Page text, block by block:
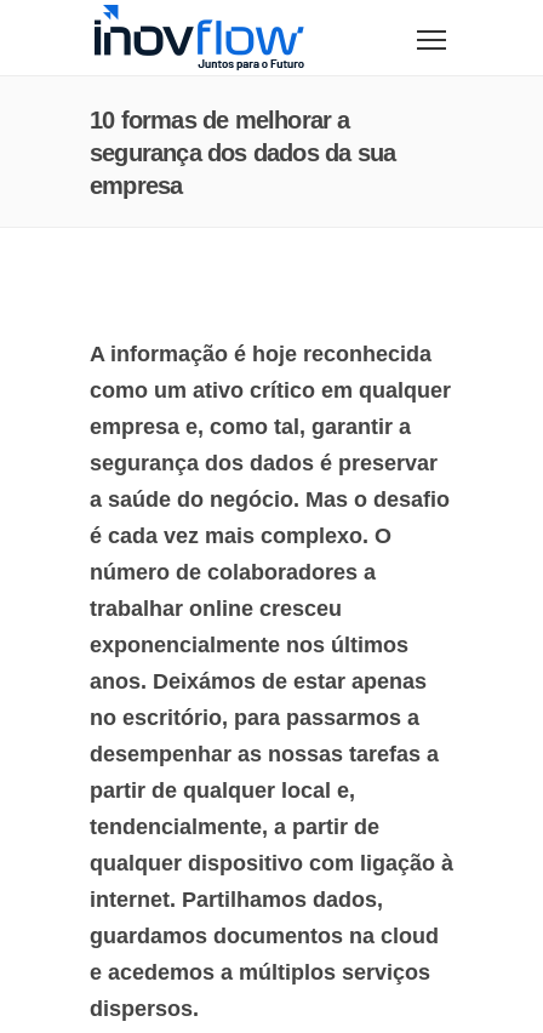
10 formas de melhorar a
segurança dos dados da sua
empresa
A informação é hoje reconhecida
como um ativo crítico em qualquer
empresa e, como tal, garantir a
segurança dos dados é preservar
a saúde do negócio. Mas o desafio
é cada vez mais complexo. O
número de colaboradores a
trabalhar online cresceu
exponencialmente nos últimos
anos. Deixámos de estar apenas
no escritório, para passarmos a
desempenhar as nossas tarefas a
partir de qualquer local e,
tendencialmente, a partir de
qualquer dispositivo com ligação à
internet. Partilhamos dados,
guardamos documentos na cloud
e acedemos a múltiplos serviços
dispersos.